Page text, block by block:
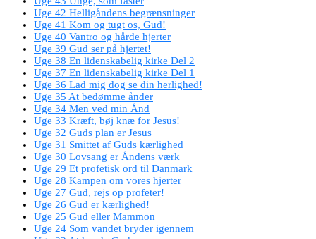
Uge 42 Helligåndens begrænsninger
Uge 41 Kom og tugt os, Gud!
Uge 40 Vantro og hårde hjerter
Uge 39 Gud ser på hjertet!
Uge 38 En lidenskabelig kirke Del 2
Uge 37 En lidenskabelig kirke Del 1
Uge 36 Lad mig dog se din herlighed!
Uge 35 At bedømme ånder
Uge 34 Men ved min Ånd
Uge 33 Kræft, bøj knæ for Jesus!
Uge 32 Guds plan er Jesus
Uge 31 Smittet af Guds kærlighed
Uge 30 Lovsang er Åndens værk
Uge 29 Et profetisk ord til Danmark
Uge 28 Kampen om vores hjerter
Uge 27 Gud, rejs op profeter!
Uge 26 Gud er kærlighed!
Uge 25 Gud eller Mammon
Uge 24 Som vandet bryder igennem